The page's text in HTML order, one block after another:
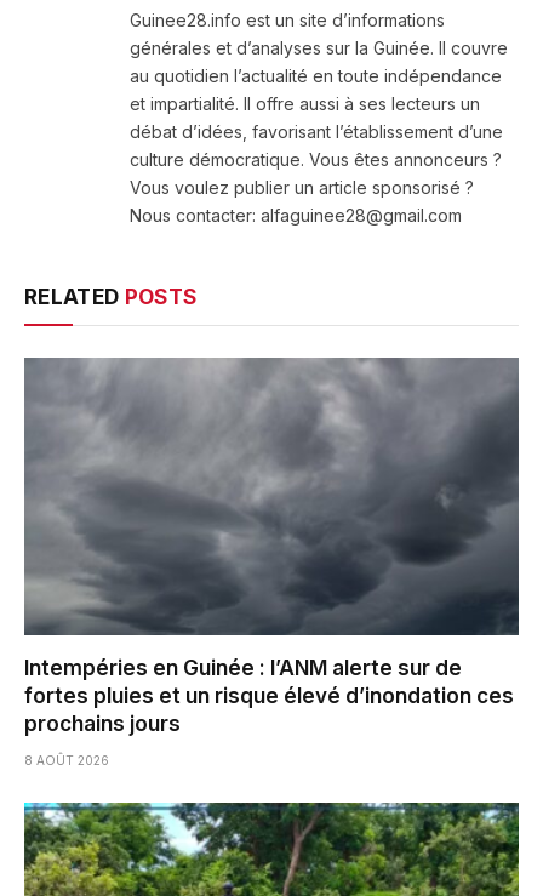
Guinee28.info est un site d’informations
générales et d’analyses sur la Guinée. Il couvre
au quotidien l’actualité en toute indépendance
et impartialité. Il offre aussi à ses lecteurs un
débat d’idées, favorisant l’établissement d’une
culture démocratique. Vous êtes annonceurs ?
Vous voulez publier un article sponsorisé ?
Nous contacter: alfaguinee28@gmail.com
RELATED POSTS
Intempéries en Guinée : l’ANM alerte sur de
fortes pluies et un risque élevé d’inondation ces
prochains jours
8 AOÛT 2026